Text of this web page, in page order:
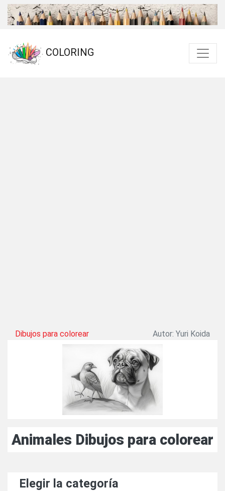
COLORING
Dibujos para colorear Autor: Yuri Koida
Animales Dibujos para colorear
Elegir la categoría